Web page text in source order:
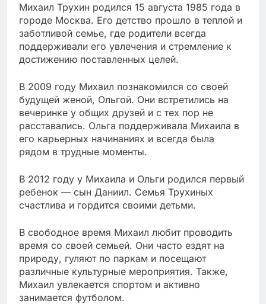
Михаил Трухин родился 15 августа 1985 года в
городе Москва. Его детство прошло в теплой и
заботливой семье, где родители всегда
поддерживали его увлечения и стремление к
достижению поставленных целей.
В 2009 году Михаил познакомился со своей
будущей женой, Ольгой. Они встретились на
вечеринке у общих друзей и с тех пор не
расставались. Ольга поддерживала Михаила в
его карьерных начинаниях и всегда была
рядом в трудные моменты.
В 2012 году у Михаила и Ольги родился первый
ребенок — сын Даниил. Семья Трухиных
счастлива и гордится своими детьми.
В свободное время Михаил любит проводить
время со своей семьей. Они часто ездят на
природу, гуляют по паркам и посещают
различные культурные мероприятия. Также,
Михаил увлекается спортом и активно
занимается футболом.